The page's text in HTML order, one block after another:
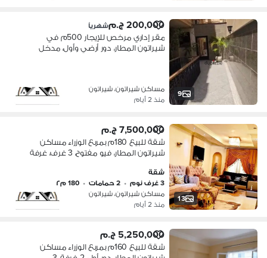
9
200,000 ج.م شهرياً
مقر إداري مرخص للإيجار 500م في
شيراتون المطار، دور أرضي وأول، مدخل
مساكن شيراتون، شيراتون
منذ 2 أيام
13
7,500,000 ج.م
شقة للبيع 180م بمربع الوزراء مساكن
شيراتون المطار، فيو مفتوح، 3 غرف، غرفة
لوكس
شقة
3 غرف نوم
• 2 حمامات • 180 م٢
مساكن شيراتون، شيراتون
منذ 2 أيام
5,250,000 ج.م
شقة للبيع 160م بمربع الوزراء مساكن